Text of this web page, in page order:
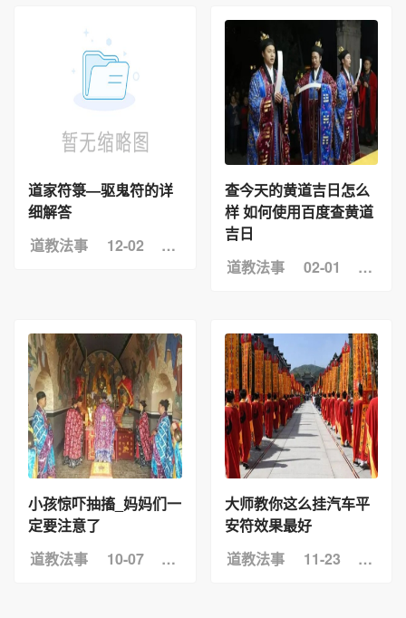
道家符箓—驱鬼符的详
细解答
道教法事
12-02 浏览：31
查今天的黄道吉日怎么
样 如何使用百度查黄道
吉日
道教法事
02-01 浏览
小孩惊吓抽搐_妈妈们一
定要注意了
道教法事
10-07 浏览：11
大师教你这么挂汽车平
安符效果最好
道教法事
11-23 浏览